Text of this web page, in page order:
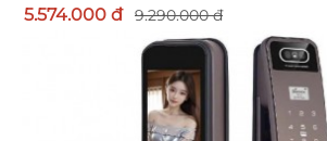
5.574.000 đ 9.290.000 đ